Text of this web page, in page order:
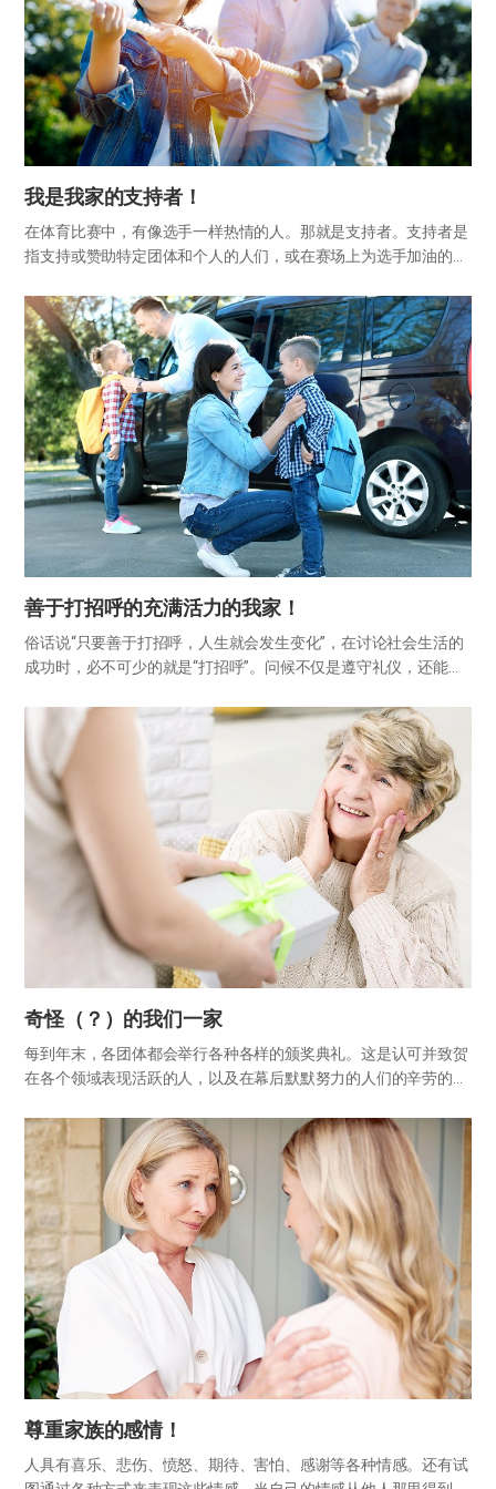
我是我家的支持者！
在体育比赛中，有像选手一样热情的人。那就是支持者。支持者是
指支持或赞助特定团体和个人的人们，或在赛场上为选手加油的
他们取得比赛胜利的原动力。结束比赛时选手们说“在观众的助威
下得到了力…
善于打招呼的充满活力的我家！
俗话说“只要善于打招呼，人生就会发生变化”，在讨论社会生活的
成功时，必不可少的就是“打招呼”。问候不仅是遵守礼仪，还能表
呼，事情就会顺利解决。 问候对营造幸福家庭也起着很大的作用。
奇怪（？）的我们一家
每到年末，各团体都会举行各种各样的颁奖典礼。这是认可并致贺
在各个领域表现活跃的人，以及在幕后默默努力的人们的辛劳的地
有人在各自的位置上互相帮助，尽最大努力的结果。 家庭也是一
样。这一…
尊重家族的感情！
人具有喜乐、悲伤、愤怒、期待、害怕、感谢等各种情感。还有试